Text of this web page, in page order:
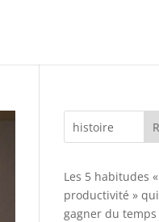
Les 5 habitudes
productivité »
gagner du temps